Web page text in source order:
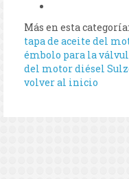
Más en esta categoría:
tapa de aceite del
émbolo para la
del motor diésel
volver al inicio